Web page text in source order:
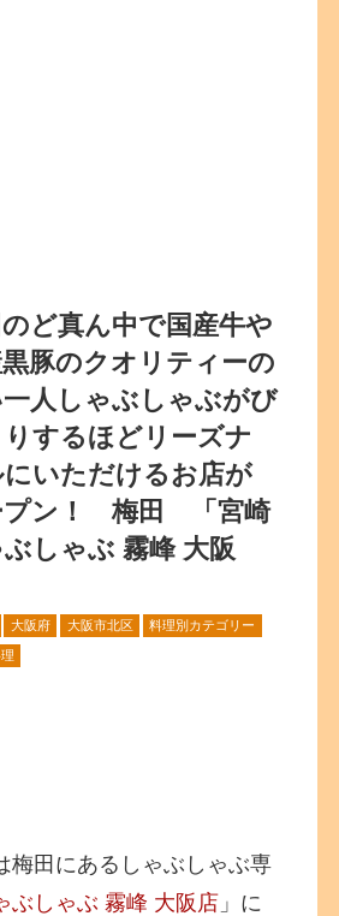
ど真ん中で国産牛や
黒豚のクオリティーの
人しゃぶしゃぶがび
りするほどリーズナ
にいただけるお店が
プン！ 梅田 「宮崎
ぶしゃぶ 霧峰 大阪
大阪府 大阪市北区 料理別カテゴリー
梅田にあるしゃぶしゃぶ専
ぶしゃぶ 霧峰 大阪店 」に